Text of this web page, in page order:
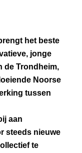
het beste
jonge
de Trondheim,
Noorse
tussen
aan
steeds nieuwe
te